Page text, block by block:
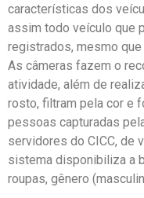
características dos
assim todo veículo que
registrados, mesmo que
As câmeras fazem o
atividade, além de
rosto, filtram pela cor e
pessoas capturadas
servidores do CICC, de
sistema disponibiliza a
roupas, gênero